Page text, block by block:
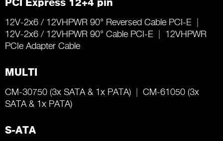
PCI Express 12+4 pin
12V-2x6 / 12VHPWR 90° Reversed Cable PCI-E
12V-2x6 / 12VHPWR 90° Cable PCI-E
12VHPWR
PCIe Adapter Cable
MULTI
CM-30750 (3x SATA & 1x PATA)
CM-61050 (3x
SATA & 1x PATA)
S-ATA